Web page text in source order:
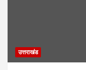
उत्तराखंड